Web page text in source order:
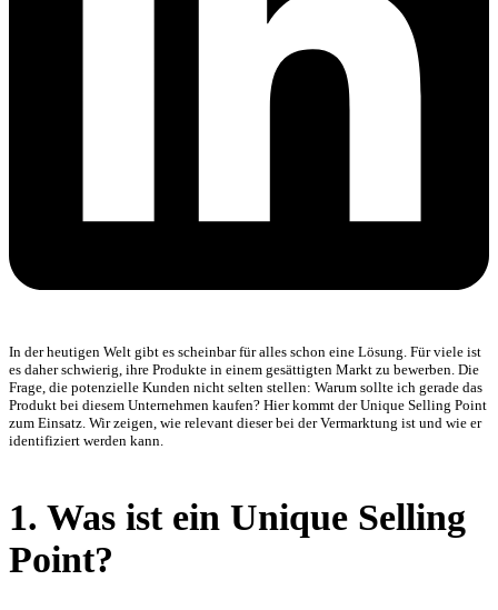
In der heutigen Welt gibt es scheinbar für alles schon eine Lösung. Für viele ist
es daher schwierig, ihre Produkte in einem gesättigten Markt zu bewerben. Die
Frage, die potenzielle Kunden nicht selten stellen: Warum sollte ich gerade das
Produkt bei diesem Unternehmen kaufen? Hier kommt der Unique Selling Point
zum Einsatz. Wir zeigen, wie relevant dieser bei der Vermarktung ist und wie er
identifiziert werden kann.
1. Was ist ein Unique Selling
Point?